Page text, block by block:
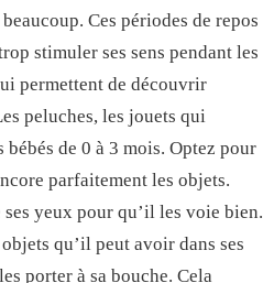
Ces périodes de repos
stimuler ses sens pendant les
permettent de découvrir
peluches, les jouets qui
de 0 à 3 mois. Optez pour
parfaitement les objets.
yeux pour qu’il les voie bien.
qu’il peut avoir dans ses
porter à sa bouche. Cela